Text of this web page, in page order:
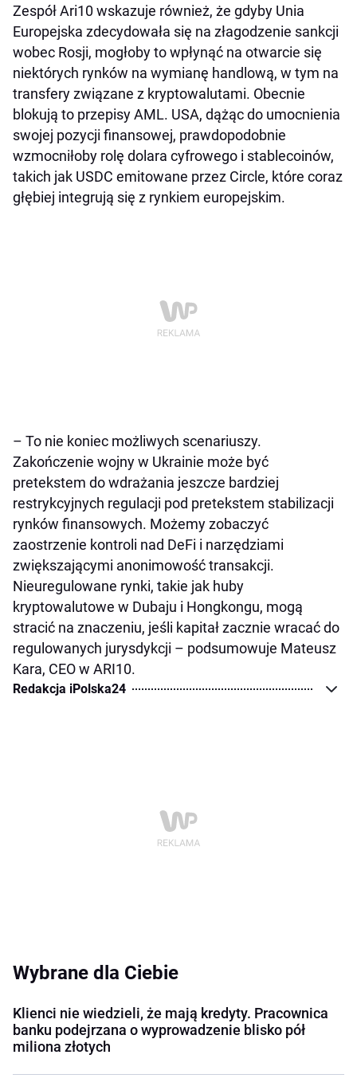
Zespół Ari10 wskazuje również, że gdyby Unia
Europejska zdecydowała się na złagodzenie sankcji
wobec Rosji, mogłoby to wpłynąć na otwarcie się
niektórych rynków na wymianę handlową, w tym na
transfery związane z kryptowalutami. Obecnie
blokują to przepisy AML. USA, dążąc do umocnienia
swojej pozycji finansowej, prawdopodobnie
wzmocniłoby rolę dolara cyfrowego i stablecoinów,
takich jak USDC emitowane przez Circle, które coraz
głębiej integrują się z rynkiem europejskim.
– To nie koniec możliwych scenariuszy.
Zakończenie wojny w Ukrainie może być
pretekstem do wdrażania jeszcze bardziej
restrykcyjnych regulacji pod pretekstem stabilizacji
rynków finansowych. Możemy zobaczyć
zaostrzenie kontroli nad DeFi i narzędziami
zwiększającymi anonimowość transakcji.
Nieuregulowane rynki, takie jak huby
kryptowalutowe w Dubaju i Hongkongu, mogą
stracić na znaczeniu, jeśli kapitał zacznie wracać do
regulowanych jurysdykcji – podsumowuje Mateusz
Kara, CEO w ARI10.
Redakcja iPolska24
Wybrane dla Ciebie
Klienci nie wiedzieli, że mają kredyty. Pracownica
banku podejrzana o wyprowadzenie blisko pół
miliona złotych